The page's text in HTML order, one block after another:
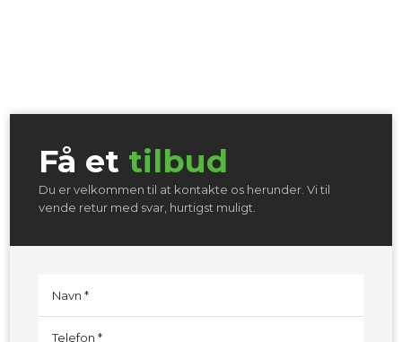
Få et tilbud​
Du er velkommen til at kontakte os herunder. Vi til
vende retur med svar, hurtigst muligt.​​